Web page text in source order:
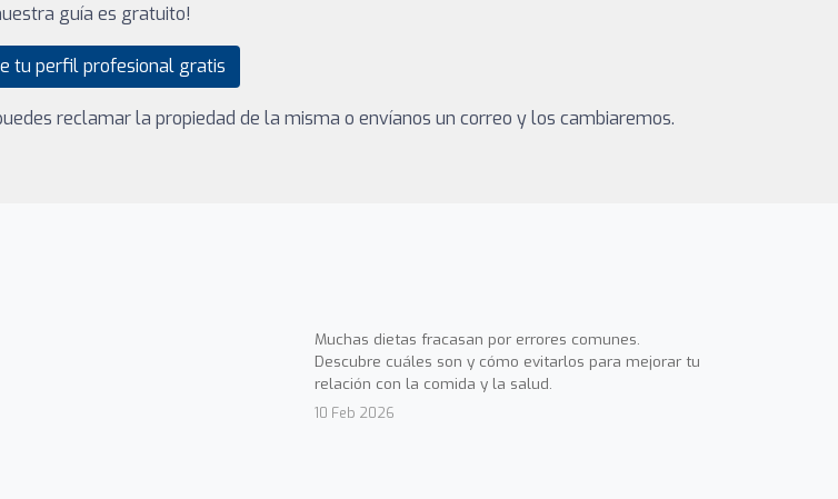
guía es gratuito!
tu perfil profesional gratis
reclamar la propiedad de la misma o envíanos un correo y los cambiaremos.
Muchas dietas fracasan por errores comunes.
Descubre cuáles son y cómo evitarlos para mejorar tu
relación con la comida y la salud.
10 Feb 2026